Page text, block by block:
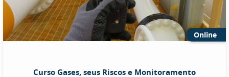
Online
Curso Gases, seus Riscos e Monitoramento